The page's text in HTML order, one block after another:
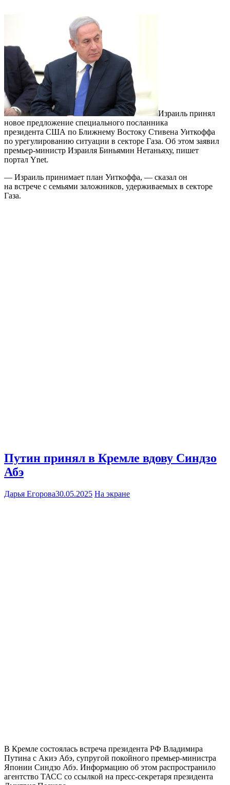
Израиль принял
новое предложение специального посланника
президента США по Ближнему Востоку Стивена Уиткоффа
по урегулированию ситуации в секторе Газа. Об этом заявил
премьер-министр Израиля Биньямин Нетаньяху, пишет
портал Ynet.
— Израиль принимает план Уиткоффа, — сказал он
на встрече с семьями заложников, удерживаемых в секторе
Газа.
Путин принял в Кремле вдову Синдзо
Абэ
Дарья Егорова30.05.2025 На экране
В Кремле состоялась встреча президента РФ Владимира
Путина с Акиэ Абэ, супругой покойного премьер-министра
Японии Синдзо Абэ. Информацию об этом распространило
агентство ТАСС со ссылкой на пресс-секретаря президента